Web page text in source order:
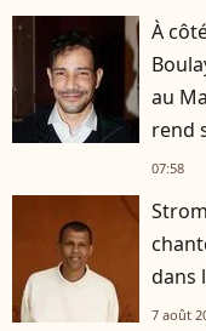
À
au
rend
07:58
dans
7 août